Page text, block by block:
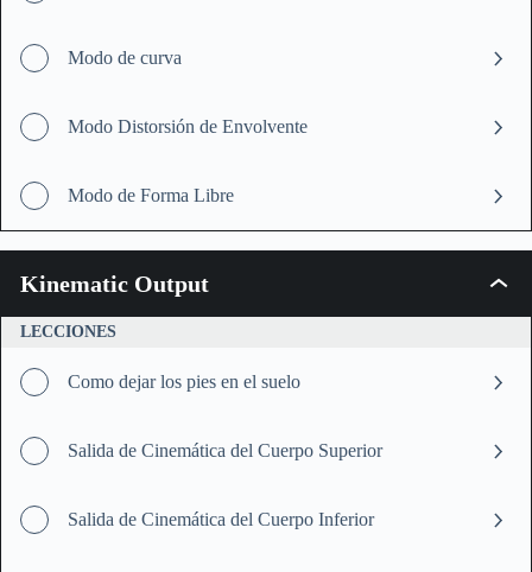
Modo de curva
Modo Distorsión de Envolvente
Modo de Forma Libre
Kinematic Output
LECCIONES
Como dejar los pies en el suelo
Salida de Cinemática del Cuerpo Superior
Salida de Cinemática del Cuerpo Inferior